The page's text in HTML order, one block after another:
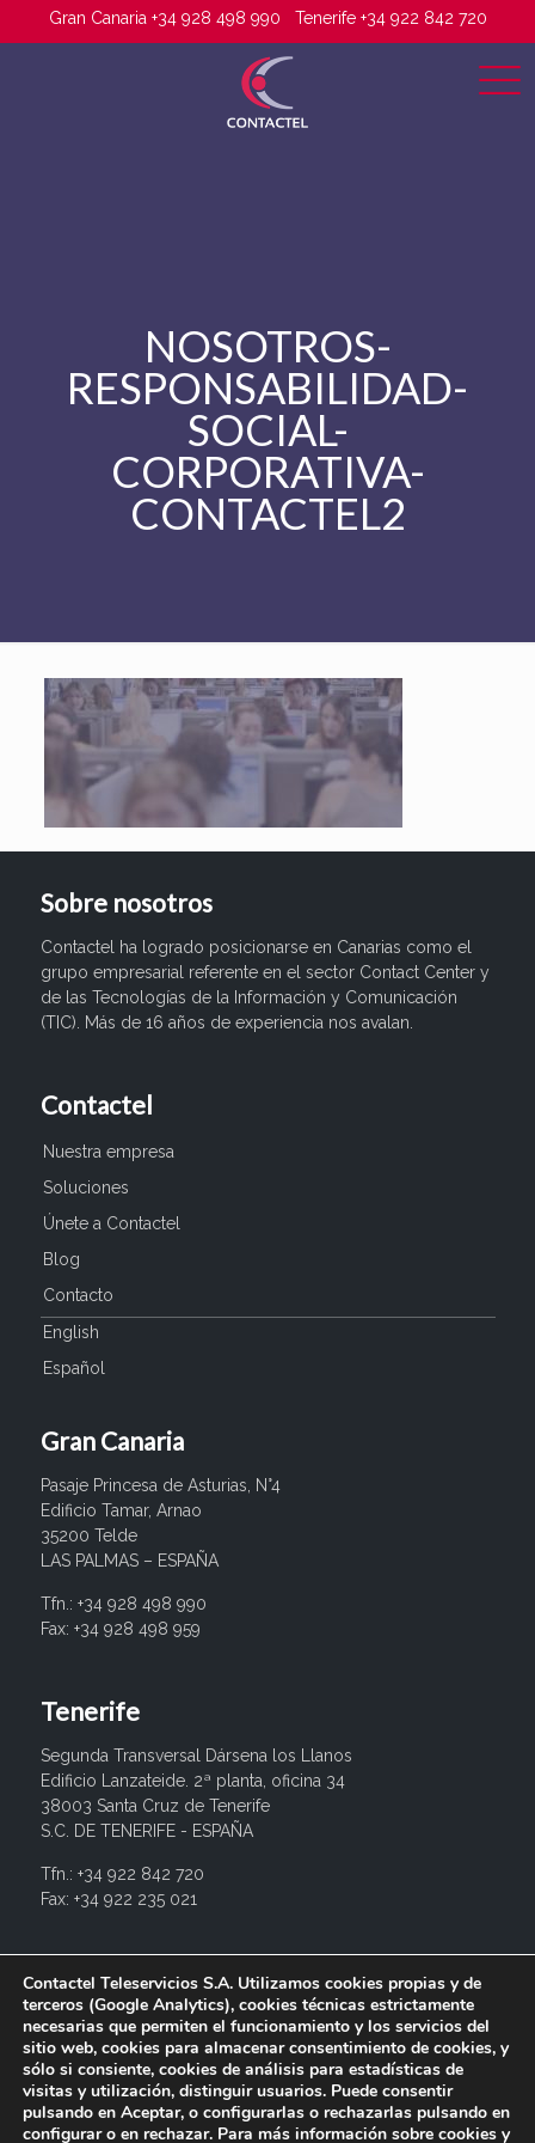
Gran Canaria +34 928 498 990 Tenerife +34 922 842 720
NOSOTROS-
RESPONSABILIDAD-
SOCIAL-
CORPORATIVA-
CONTACTEL2
Sobre nosotros
Contactel ha logrado posicionarse en Canarias como el
grupo empresarial referente en el sector Contact Center y
de las Tecnologías de la Información y Comunicación
(TIC). Más de 16 años de experiencia nos avalan.
Contactel
Nuestra empresa
Soluciones
Únete a Contactel
Blog
Contacto
English
Español
Gran Canaria
Pasaje Princesa de Asturias, N°4
Edificio Tamar, Arnao
35200 Telde
LAS PALMAS – ESPAÑA
Tfn.: +34 928 498 990
Fax: +34 928 498 959
Tenerife
Segunda Transversal Dársena los Llanos
Edificio Lanzateide. 2ª planta, oficina 34
38003 Santa Cruz de Tenerife
S.C. DE TENERIFE - ESPAÑA
Tfn.: +34 922 842 720
Fax: +34 922 235 021
info@contactel.es
Contactel Teleservicios S.A. Utilizamos cookies propias y de
terceros (Google Analytics), cookies técnicas estrictamente
necesarias que permiten el funcionamiento y los servicios del
sitio web, cookies para almacenar consentimiento de cookies, y
sólo si consiente, cookies de análisis para estadísticas de
visitas y utilización, distinguir usuarios. Puede consentir
pulsando en Aceptar, o configurarlas o rechazarlas pulsando en
configurar o en rechazar. Para más información sobre cookies y